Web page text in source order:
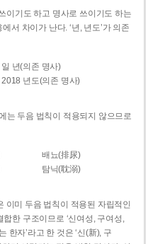
이기도 하고 명사로 쓰이기도 하는
서 차이가 난다. ‘년, 년도’가 의존
일 년(의존 명사)
2018 년도(의존 명사)
는 두음 법칙이 적용되지 않으므로
배뇨(排尿)
탐닉(耽溺)
이미 두음 법칙이 적용된 자립적인
합한 구조이므로 ‘신여성, 구여성,
한자’라고 한 것은 ‘신(新), 구